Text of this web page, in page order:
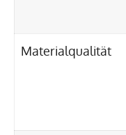
Materialqualität